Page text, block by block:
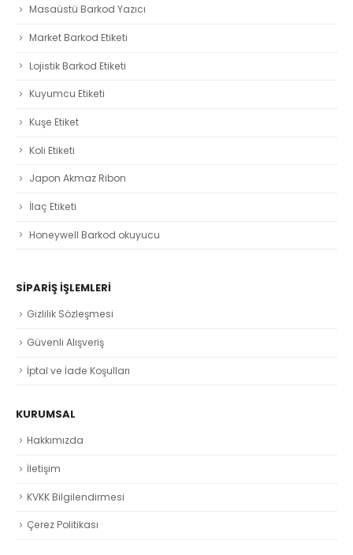
Masaüstü Barkod Yazıcı
Market Barkod Etiketi
Lojistik Barkod Etiketi
Kuyumcu Etiketi
Kuşe Etiket
Koli Etiketi
Japon Akmaz Ribon
İlaç Etiketi
Honeywell Barkod okuyucu
SIPARIŞ İŞLEMLERI
Gizlilik Sözleşmesi
Güvenli Alışveriş
İptal ve İade Koşulları
KURUMSAL
Hakkımızda
İletişim
KVKK Bilgilendirmesi
Çerez Politikası